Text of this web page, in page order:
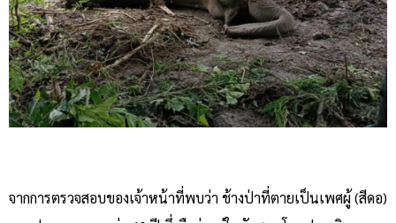
จากการตรวจสอบของเจ้าหน้าที่พบว่า ช้างป่าที่ตายเป็นเพศผู้ (สีดอ)